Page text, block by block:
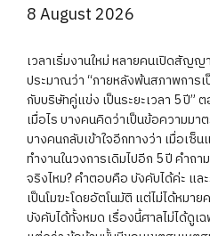
8 August 2026
เวลาเริ่มงานใหม่ หลายคนเปิดสัญ
ประมาณว่า “ภายหลังพ้นสภาพการ
กับบริษัทคู่แข่ง เป็นระยะเวลา 5 ปี”
เมื่อไร บางคนคิดว่าเป็นข้อความม
บางคนกลับเข้าใจอีกทางว่า เมื่อเซ็
ทำงานในวงการเดิมไปอีก 5 ปี คำ
จริงไหม? คำตอบคือ บังคับได้ค่ะ แล
เป็นโมฆะโดยอัตโนมัติ แต่ไม่ได้หมา
บังคับได้ทั้งหมด เรื่องนี้ศาลไม่ได้ดูเ